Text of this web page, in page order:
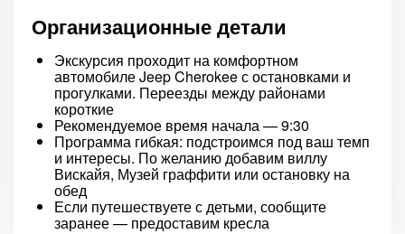
Организационные детали
Экскурсия проходит на комфортном
автомобиле Jeep Cherokee с остановками и
прогулками. Переезды между районами
короткие
Рекомендуемое время начала — 9:30
Программа гибкая: подстроимся под ваш темп
и интересы. По желанию добавим виллу
Вискайя, Музей граффити или остановку на
обед
Если путешествуете с детьми, сообщите
заранее — предоставим кресла